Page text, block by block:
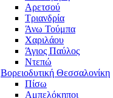
Αρετσού
Τριανδρία
Άνω Τούμπα
Χαριλάου
Άγιος Παύλος
Ντεπώ
Βορειοδυτική Θεσσαλονίκη
Πίσω
Αμπελόκηποι